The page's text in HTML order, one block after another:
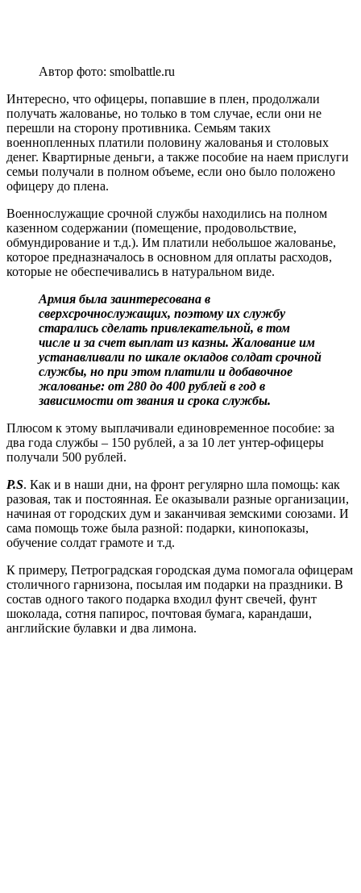
Автор фото: smolbattle.ru
Интересно, что офицеры, попавшие в плен, продолжали
получать жалованье, но только в том случае, если они не
перешли на сторону противника. Семьям таких
военнопленных платили половину жалованья и столовых
денег. Квартирные деньги, а также пособие на наем прислуги
семьи получали в полном объеме, если оно было положено
офицеру до плена.
Военнослужащие срочной службы находились на полном
казенном содержании (помещение, продовольствие,
обмундирование и т.д.). Им платили небольшое жалованье,
которое предназначалось в основном для оплаты расходов,
которые не обеспечивались в натуральном виде.
Армия была заинтересована в
сверхсрочнослужащих, поэтому их службу
старались сделать привлекательной, в том
числе и за счет выплат из казны. Жалование им
устанавливали по шкале окладов солдат срочной
службы, но при этом платили и добавочное
жалованье: от 280 до 400 рублей в год в
зависимости от звания и срока службы.
Плюсом к этому выплачивали единовременное пособие: за
два года службы – 150 рублей, а за 10 лет унтер-офицеры
получали 500 рублей.
P.S. Как и в наши дни, на фронт регулярно шла помощь: как
разовая, так и постоянная. Ее оказывали разные организации,
начиная от городских дум и заканчивая земскими союзами. И
сама помощь тоже была разной: подарки, кинопоказы,
обучение солдат грамоте и т.д.
К примеру, Петроградская городская дума помогала офицерам
столичного гарнизона, посылая им подарки на праздники. В
состав одного такого подарка входил фунт свечей, фунт
шоколада, сотня папирос, почтовая бумага, карандаши,
английские булавки и два лимона.